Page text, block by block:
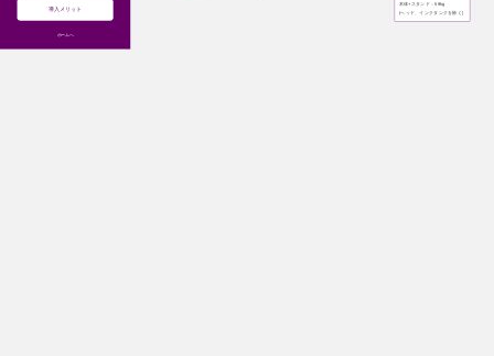
導入メリット
ホームへ
本体+スタンド：59kg
(ヘッド、インクタンクを除く)